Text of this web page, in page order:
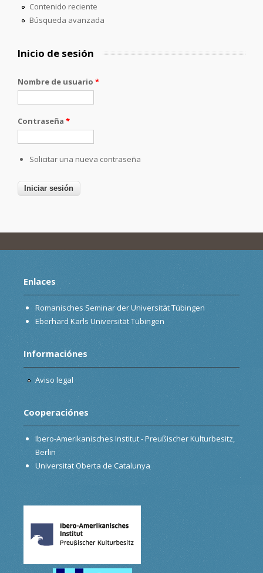
Contenido reciente
Búsqueda avanzada
Inicio de sesión
Nombre de usuario *
Contraseña *
Solicitar una nueva contraseña
Enlaces
Romanisches Seminar der Universität Tübingen
Eberhard Karls Universität Tübingen
Informaciónes
Aviso legal
Cooperaciónes
Ibero-Amerikanisches Institut - Preußischer Kulturbesitz,
Berlin
Universitat Oberta de Catalunya